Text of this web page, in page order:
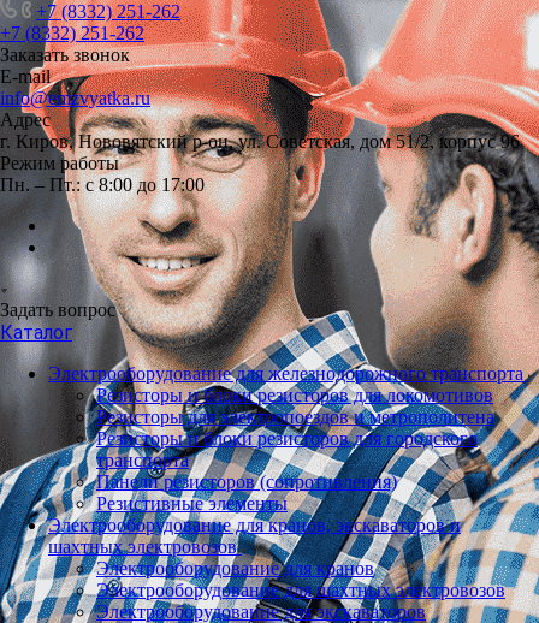
+7 (8332) 251-262
+7 (8332) 251-262
Заказать звонок
E-mail
info@emzvyatka.ru
Адрес
г. Киров, Нововятский р-он, ул. Советская, дом 51/2, корпус 96
Режим работы
Пн. – Пт.: с 8:00 до 17:00
Задать вопрос
Каталог
Электрооборудование для железнодорожного транспорта
Резисторы и блоки резисторов для локомотивов
Резисторы для электропоездов и метрополитена
Резисторы и блоки резисторов для городского
транспорта
Панели резисторов (сопротивления)
Резистивные элементы
Электрооборудование для кранов, экскаваторов и
шахтных электровозов
Электрооборудование для кранов
Электрооборудование для шахтных электровозов
Электрооборудование для экскаваторов